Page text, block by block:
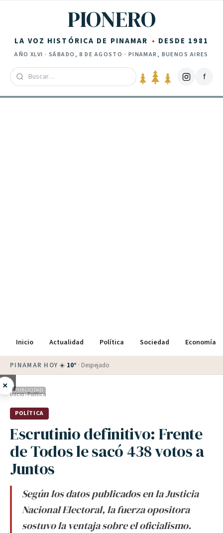
PIONERO
LA VOZ HISTÓRICA DE PINAMAR DESDE 1981
AÑO XLVI · SÁBADO, 8 DE AGOSTO · PINAMAR, BUENOS AIRES
f
Inicio Actualidad Política Sociedad Economía
PINAMAR HOY·💵 Dólar blue$1525
× PUBLICIDAD
Inicio›Política
POLÍTICA
Escrutinio definitivo: Frente
de Todos le sacó 438 votos a
Juntos
Según los datos publicados en la Justicia
Nacional Electoral, la fuerza opositora
sostuvo la ventaja sobre el oficialismo.